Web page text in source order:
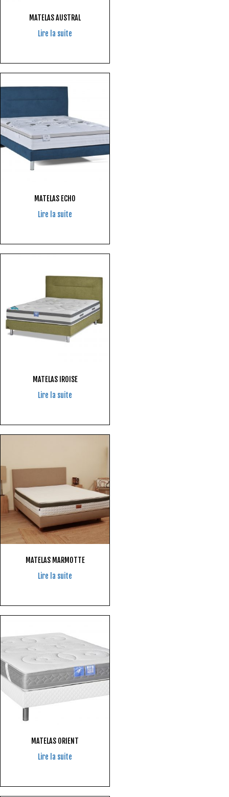
MATELAS AUSTRAL
Lire la suite
MATELAS ECHO
Lire la suite
MATELAS IROISE
Lire la suite
MATELAS MARMOTTE
Lire la suite
MATELAS ORIENT
Lire la suite